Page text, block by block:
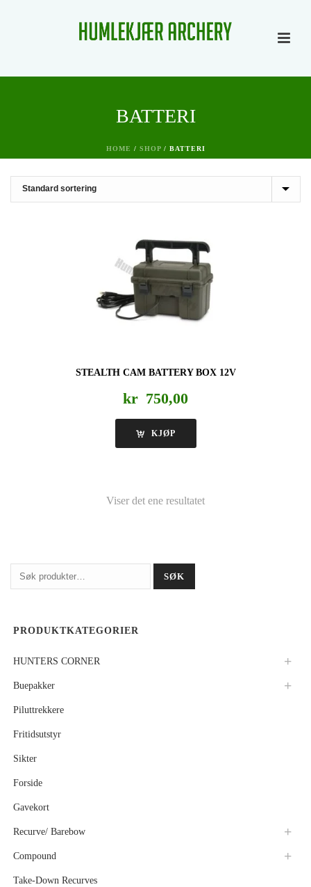
BATTERI
HOME / SHOP/ BATTERI
STEALTH CAM BATTERY BOX 12V
kr 750,00
KJØP
Viser det ene resultatet
Søk
etter:
SØK
PRODUKTKATEGORIER
HUNTERS CORNER
Buepakker
Piluttrekkere
Fritidsutstyr
Sikter
Forside
Gavekort
Recurve/ Barebow
Compound
Take-Down Recurves